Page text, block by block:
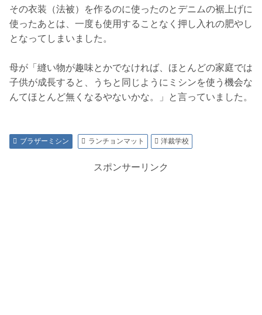
その衣装（法被）を作るのに使ったのとデニムの裾上げに
使ったあとは、一度も使用することなく押し入れの肥やし
となってしまいました。
母が「縫い物が趣味とかでなければ、ほとんどの家庭では
子供が成長すると、うちと同じようにミシンを使う機会な
んてほとんど無くなるやないかな。」と言っていました。
ブラザーミシン ランチョンマット 洋裁学校
スポンサーリンク